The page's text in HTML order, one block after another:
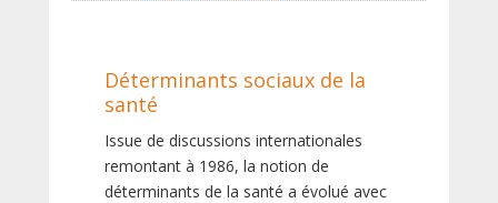
Déterminants sociaux de la
santé
Issue de discussions internationales
remontant à 1986, la notion de
déterminants de la santé a évolué avec